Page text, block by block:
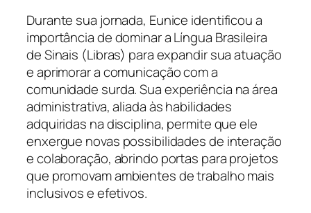
Durante sua jornada, Eunice identificou a
importância de dominar a Língua Brasileira
de Sinais (Libras) para expandir sua atuação
e aprimorar a comunicação com a
comunidade surda. Sua experiência na área
administrativa, aliada às habilidades
adquiridas na disciplina, permite que ele
enxergue novas possibilidades de interação
e colaboração, abrindo portas para projetos
que promovam ambientes de trabalho mais
inclusivos e efetivos.